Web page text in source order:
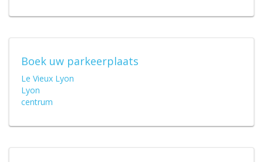
Boek uw parkeerplaats
Le Vieux Lyon
Lyon
centrum